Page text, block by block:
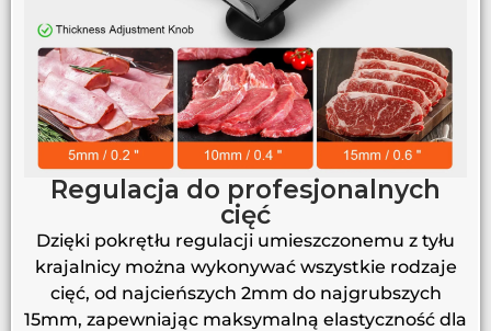
Regulacja do profesjonalnych
cięć
Dzięki pokrętłu regulacji umieszczonemu z tyłu
krajalnicy można wykonywać wszystkie rodzaje
cięć, od najcieńszych 2mm do najgrubszych
15mm, zapewniając maksymalną elastyczność dla